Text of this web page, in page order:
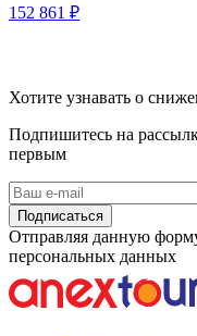
152 861 ₽
Хотите узнавать о
Подпишитесь на
первым
Подписаться
Отправляя данную
персональных данных